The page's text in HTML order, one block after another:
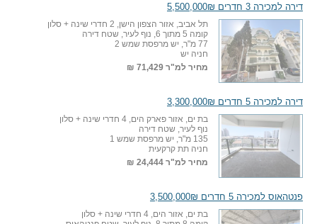
דירה למכירה 3 חדרים 5,500,000₪
תל אביב, אזור הצפון הישן, 2 חדרי שינה + סלון
קומה 5 מתוך 6, נוף לעיר, שטח דירה
77 מ"ר, יש מרפסת שמש 2
חניה יש
מחיר למ"ר 71,429 ₪
דירה למכירה 5 חדרים 3,300,000₪
בת ים, אזור פארק הים, 4 חדרי שינה + סלון
נוף לעיר, שטח דירה
135 מ"ר, יש מרפסת שמש 1
חניה תת קרקעית
מחיר למ"ר 24,444 ₪
פנטהאוס למכירה 5 חדרים 3,500,000₪
בת ים, אזור הים, 4 חדרי שינה + סלון